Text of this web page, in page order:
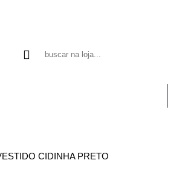
CIDINHA PRETO